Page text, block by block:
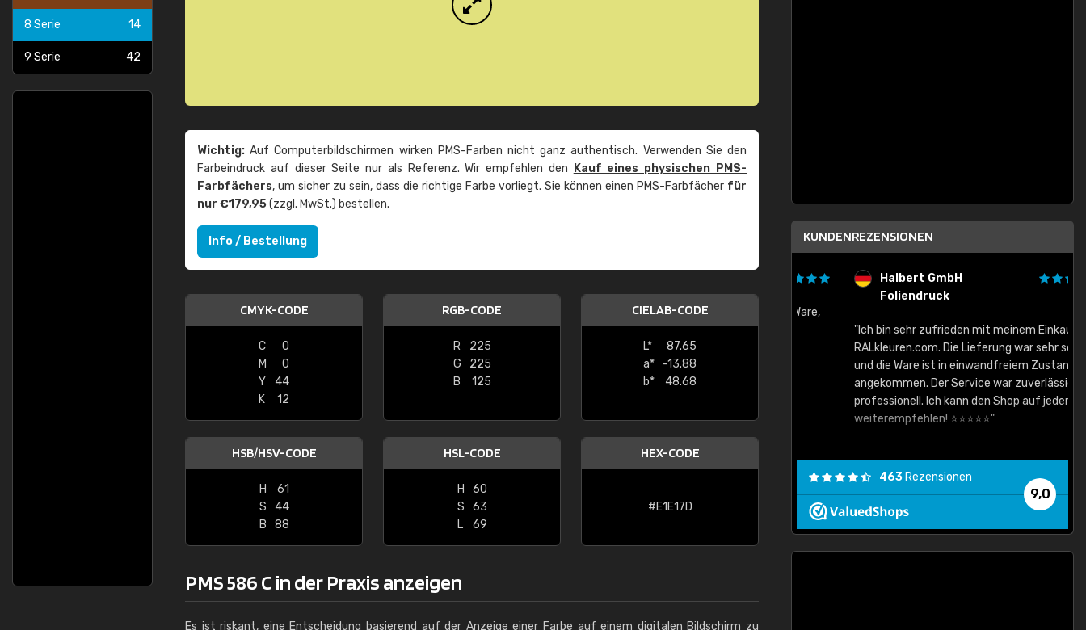
8 Serie 14
9 Serie 42
Wichtig: Auf Computerbildschirmen wirken PMS-Farben nicht ganz authentisch. Verwenden Sie den
Farbeindruck auf dieser Seite nur als Referenz. Wir empfehlen den
Kauf eines physischen PMS-
Farbfächers, um sicher zu sein, dass die richtige Farbe vorliegt. Sie können einen PMS-Farbfächer für
nur €179,95(zzgl. MwSt.) bestellen.
Info / Bestellung
CMYK-CODE
C
0
M
0
Y
44
K
12
RGB-CODE
R
225
G
225
B
125
CIELAB-CODE
L*
87.65
a*
-13.88
b*
48.68
HSB/HSV-CODE
H
61
S
44
B
88
HSL-CODE
H
60
S
63
L
69
HEX-CODE
#E1E17D
PMS 586 C in der Praxis anzeigen
Es ist riskant, eine Entscheidung basierend auf der Anzeige einer Farbe auf einem digitalen Bildschirm zu
KUNDENREZENSIONEN
"Alles so, wie man es sich wünscht, gute Ware,
schnelle Lieferung."
Halbert GmbH
Foliendruck
"Ich bin sehr zufrieden mit meinem Einkauf bei
RALkleuren.com. Die Lieferung war sehr schnell
und die Ware ist in einwandfreiem Zustand
angekommen. Der Service war zuverlässig und
professionell. Ich kann den Shop auf jeden Fall
weiterempfehlen! ⭐⭐⭐⭐⭐"
9,0
463 Rezensionen